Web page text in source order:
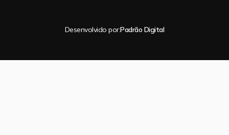
Desenvolvido por:Padrão Digital